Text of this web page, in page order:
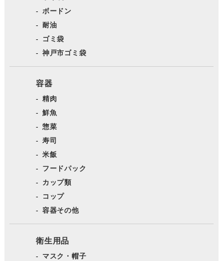
ボードン
耐油
ゴミ袋
神戸市ゴミ袋
容器
精肉
鮮魚
惣菜
寿司
米飯
フードパック
カップ類
コップ
容器その他
衛生用品
マスク・帽子